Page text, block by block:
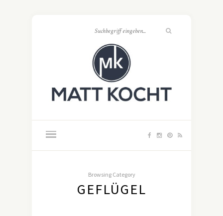
Browsing Category
GEFLÜGEL